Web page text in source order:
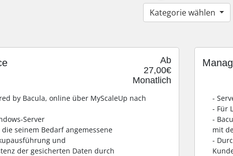
Kategorie wählen
Ab
27,00€
Monatlich
by Bacula, online über MyScaleUp nach
Server
seinem Bedarf angemessene
und
der gesicherten Daten durch
-
- Für
-
mit
-